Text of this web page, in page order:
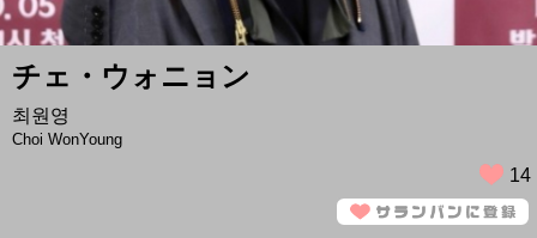
チェ・ウォニョン
최원영
Choi WonYoung
14